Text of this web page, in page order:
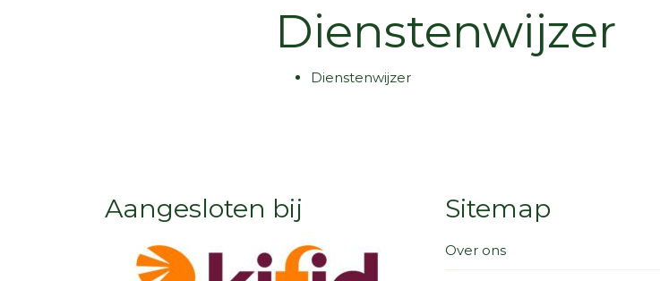
Dienstenwijzer
Dienstenwijzer
Aangesloten bij Sitemap
Over ons